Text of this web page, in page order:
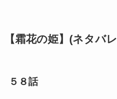
【霜花の姫】(ネタバ
５８話